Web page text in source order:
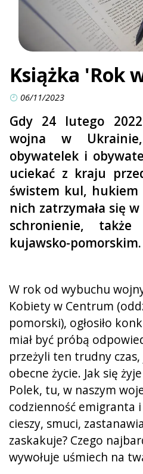
Książka 'Rok
06/11/2023
Gdy 24 lutego
wojna w
obywatelek i
uciekać z kraju
świstem kul, hukiem
nich zatrzymała się
schronienie,
kujawsko-pomorskim.
W rok od wybuchu
Kobiety w Centrum
pomorski), ogłosiło
miał być próbą
przeżyli ten trudny
obecne życie. Jak się
Polek, tu, w naszym
codzienność emigranta
cieszy, smuci,
zaskakuje? Czego
wywołuje uśmiech na